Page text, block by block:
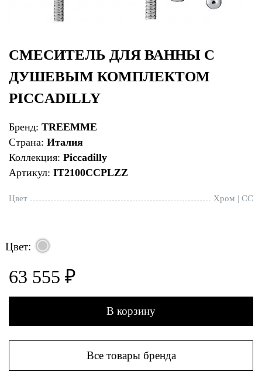
СМЕСИТЕЛЬ ДЛЯ ВАННЫ С
ДУШЕВЫМ КОМПЛЕКТОМ
PICCADILLY
Бренд: TREEMME
Страна: Италия
Коллекция: Piccadilly
Артикул: IT2100CCPLZZ
Цвет Хром | CC
Цвет:
63 555 ₽
В корзину
Все товары бренда